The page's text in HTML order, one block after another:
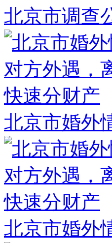
北京市调查
北京市婚外
北京市婚外